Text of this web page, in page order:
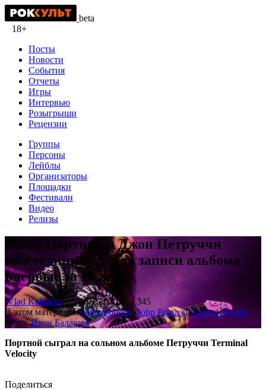
beta
18+
Посты
Новости
События
Отчеты
Игры
Интервью
Розыгрыши
Рецензии
Группы
Персоны
Лейблы
Организаторы
Площадки
Фестивали
Видео
Релизы
Майк Портной и Джон Петруччи
воссоединились для записи альбома
впервые за 10 лет
Vlad Kalinkin 02.07.2020
1 345
В этом материале:Mike Portnoy,John Petrucci,Dream Theater
Фото:Иван Балашов
Портной сыграл на сольном альбоме Петруччи Terminal
Velocity
Поделиться